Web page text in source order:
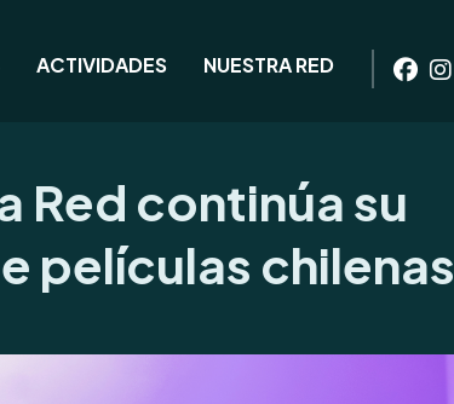
ACTIVIDADES NUESTRA RED
Red continúa su
películas chilenas